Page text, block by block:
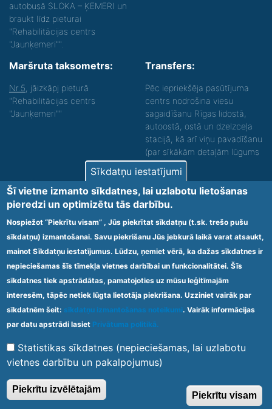
autobusā SLOKA – ĶEMERI un
braukt līdz pieturai
"Rehabilitācijas centrs
"Jaunķemeri"".
Maršruta taksometrs:
Nr.5 , jāizkāpj pieturā
"Rehabilitācijas centrs
"Jaunķemeri""
Transfers:
Pēc iepriekšēja pasūtījuma
centrs nodrošina viesu
sagaidīšanu Rīgas lidostā,
autoostā, ostā un dzelzceļa
stacijā, kā arī viņu pavadīšanu
(par sīkākām detaļām lūgums
zvanīt).
Nodrošinām vides piekļūstamību personām ar
funkcionāliem traucējumiem! SIA „Sanare-KRC
Jaunķemeri”, Kolkas ielā 20, Jūrmalā ir nodrošināta vides
piekļūstamība personām ar funkcionāliem traucējumiem,
tādejādi nodrošinot atbilstību Ministru kabineta
2009.gada 20.janvāra noteikumos Nr.60 „Noteikumi par
obligātajām prasībām ārstniecības iestādēm un to
struktūrvienībām” minētajām prasībām.
Ārstniecības iestādes kods 1300 – 64003
Footer
menu
Vietnes karte Noteikumi un privātuma politika
© 2020 Kūrorta Rehabilitācijas Centrs - Jaunķemeri. Visas tiesības
aizsargātas.
Sīkdatņu iestatījumi
Šī vietne izmanto sīkdatnes, lai uzlabotu lietošanas
pieredzi un optimizētu tās darbību.
Nospiežot “Piekrītu visam” , Jūs piekrītat sīkdatņu (t.sk. trešo pušu
sīkdatņu) izmantošanai. Savu piekrišanu Jūs jebkurā laikā varat atsaukt,
mainot Sīkdatņu iestatījumus. Lūdzu, ņemiet vērā, ka dažas sīkdatnes ir
nepieciešamas šīs tīmekļa vietnes darbībai un funkcionalitātei. Šīs
sīkdatnes tiek apstrādātas, pamatojoties uz mūsu leģitīmajām
interesēm, tāpēc netiek lūgta lietotāja piekrišana. Uzziniet vairāk par
sīkdatnēm šeit: sīkdatņu izmantošanas noteikumi. Vairāk informācijas
par datu apstrādi lasiet Privātuma politikā.
Statistikas sīkdatnes (nepieciešamas, lai uzlabotu
vietnes darbību un pakalpojumus)
Piekrītu izvēlētajām
Piekrītu visam